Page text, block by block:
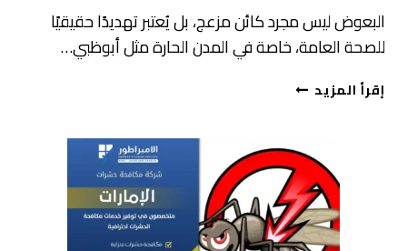
البعوض ليس مجرد كائن مزعج، بل يُعتبر تهديدًا حقيقيًا
للصحة العامة، خاصة في المدن الحارة مثل أبوظبي…
إقرأ المزيدشركة
في
ابوظبي